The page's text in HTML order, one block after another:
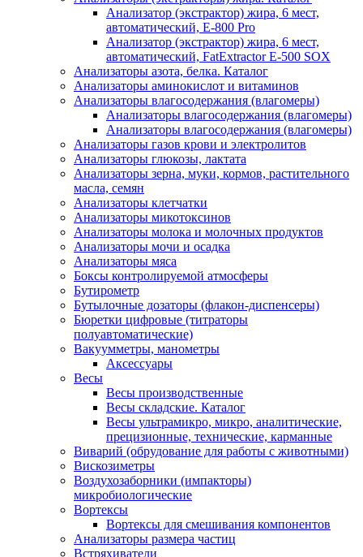
Анализатор (экстрактор) жира, 6 мест,
автоматический, E-800 Pro
Анализатор (экстрактор) жира, 6 мест,
автоматический, FatExtractor E-500 SOX
Анализаторы азота, белка. Каталог
Анализаторы аминокислот и витаминов
Анализаторы влагосодержания (влагомеры)
Анализаторы влагосодержания (влагомеры)
Анализаторы влагосодержания (влагомеры)
Анализаторы газов крови и электролитов
Анализаторы глюкозы, лактата
Анализаторы зерна, муки, кормов, растительного
масла, семян
Анализаторы клетчатки
Анализаторы микотоксинов
Анализаторы молока и молочных продуктов
Анализаторы мочи и осадка
Анализаторы мяса
Боксы контролируемой атмосферы
Бутирометр
Бутылочные дозаторы (флакон-диспенсеры)
Бюретки цифровые (титраторы
полуавтоматические)
Вакуумметры, манометры
Аксессуары
Весы
Весы производственные
Весы складские. Каталог
Весы ультрамикро, микро, аналитические,
прецизионные, технические, карманные
Виварий (обрудование для работы с животными)
Вискозиметры
Воздухозаборники (импакторы)
микробиологические
Вортексы
Вортексы для смешивания компонентов
Анализаторы размера частиц
Встряхиватели